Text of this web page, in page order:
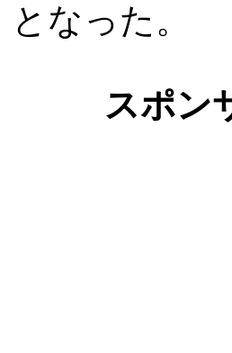
なった。
スポン